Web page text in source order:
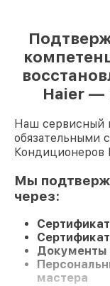
Haier —
Наш сервисный
обязательными
Кондиционеров
Мы
через:
Документы
мастера